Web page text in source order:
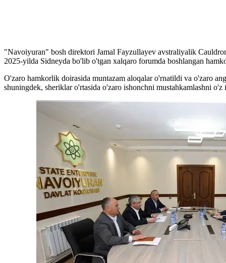
"Navoiyuran" bosh direktori Jamal Fayzullayev avstraliyalik
2025-yilda Sidneyda bo'lib o'tgan xalqaro forumda boshlangan
O'zaro hamkorlik doirasida muntazam aloqalar o'rnatildi va o'zaro
shuningdek, sheriklar o'rtasida o'zaro ishonchni mustahkamlashni